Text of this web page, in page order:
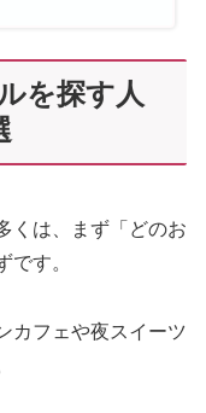
を探す人
くは、まず「どのお
です。
カフェや夜スイーツ